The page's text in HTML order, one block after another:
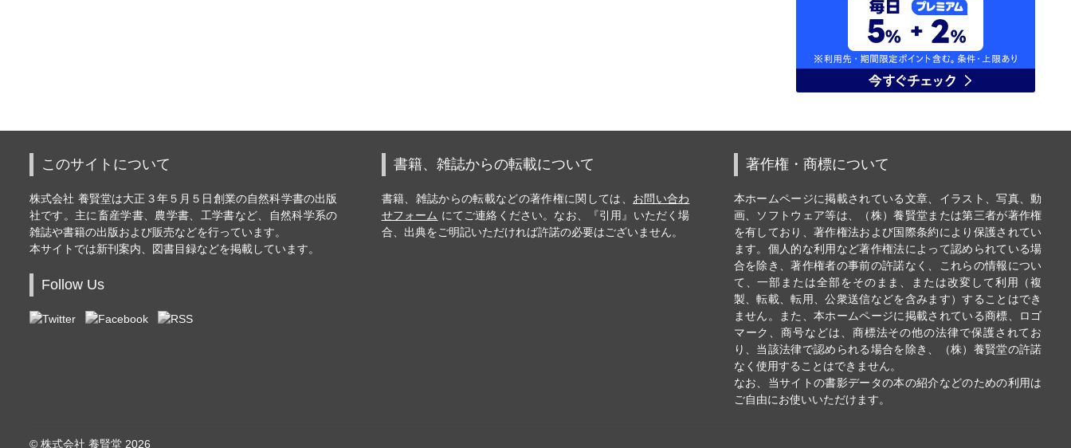
このサイトについて
株式会社 養賢堂は大正３年５月５日創業の自然科学書の出版
社です。主に畜産学書、農学書、工学書など、自然科学系の
雑誌や書籍の出版および販売などを行っています。
本サイトでは新刊案内、図書目録などを掲載しています。
Follow Us
書籍、雑誌からの転載について
書籍、雑誌からの転載などの著作権に関しては、 お問い合わ
せフォーム にてご連絡ください。なお、『引用』いただく場
合、出典をご明記いただければ許諾の必要はございません。
著作権・商標について
本ホームページに掲載されている文章、イラスト、写真、動
画、ソフトウェア等は、（株）養賢堂または第三者が著作権
を有しており、著作権法および国際条約により保護されてい
ます。個人的な利用など著作権法によって認められている場
合を除き、著作権者の事前の許諾なく、これらの情報につい
て、一部または全部をそのまま、または改変して利用（複
製、転載、転用、公衆送信などを含みます）することはでき
ません。また、本ホームページに掲載されている商標、ロゴ
マーク、商号などは、商標法その他の法律で保護されてお
り、当該法律で認められる場合を除き、（株）養賢堂の許諾
なく使用することはできません。
なお、当サイトの書影データの本の紹介などのための利用は
ご自由にお使いいただけます。
© 株式会社 養賢堂 2026